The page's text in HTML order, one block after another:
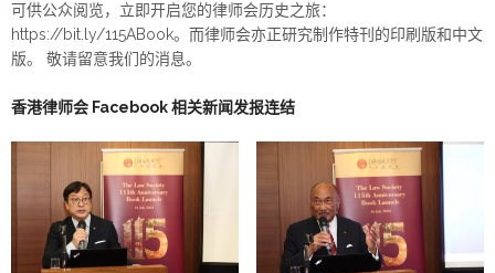
可供公众阅览，立即开启您的律师会历史之旅：
https://bit.ly/115ABook。而律师会亦正研究制作特刊的印刷版和中文
版。 敬请留意我们的消息。
香港律师会 Facebook 相关新闻发报连结